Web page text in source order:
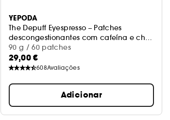
YEPODA
The Depuff Eyespresso – Patches
descongestionantes com cafeína e chá
verde
90 g / 60 patches
29,00 €
608Avaliações
Adicionar